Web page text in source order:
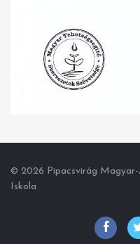
© 2026 Pipacsvirág
Iskola